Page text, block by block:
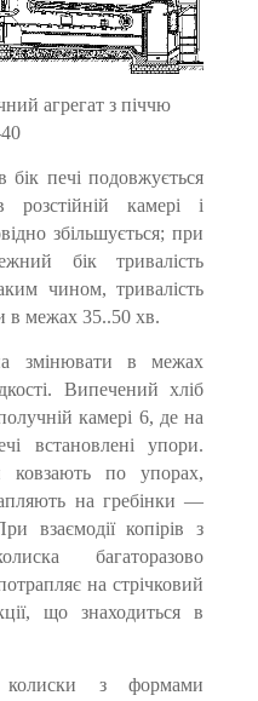
агрегат з піччю
печі подовжується
камері і
збільшується; при
бік тривалість
чином, тривалість
в межах 35..50 хв.
змінювати в межах
Випечений хліб
камері 6, де на
встановлені упори.
ковзають по упорах,
на гребінки —
взаємодії копірів з
багаторазово
на стрічковий
що знаходиться в
з формами